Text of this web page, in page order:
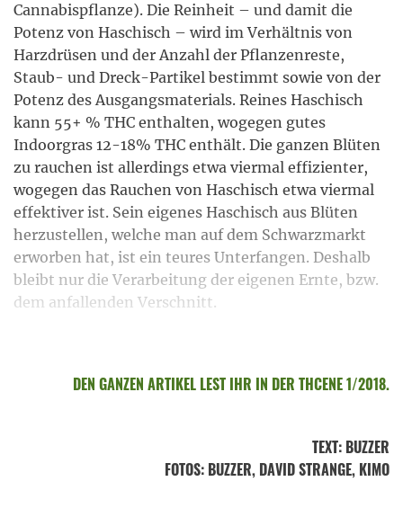
Cannabispflanze). Die Reinheit – und damit die
Potenz von Haschisch – wird im Verhältnis von
Harzdrüsen und der Anzahl der Pflanzenreste,
Staub- und Dreck-Partikel bestimmt sowie von der
Potenz des Ausgangsmaterials. Reines Haschisch
kann 55+ % THC enthalten, wogegen gutes
Indoorgras 12-18% THC enthält. Die ganzen Blüten
zu rauchen ist allerdings etwa viermal effizienter,
wogegen das Rauchen von Haschisch etwa viermal
effektiver ist. Sein eigenes Haschisch aus Blüten
herzustellen, welche man auf dem Schwarzmarkt
erworben hat, ist ein teures Unterfangen. Deshalb
bleibt nur die Verarbeitung der eigenen Ernte, bzw.
dem anfallenden Verschnitt.
DEN GANZEN ARTIKEL LEST IHR IN DER THCENE 1/2018.
TEXT: BUZZER
FOTOS: BUZZER, DAVID STRANGE, KIMO